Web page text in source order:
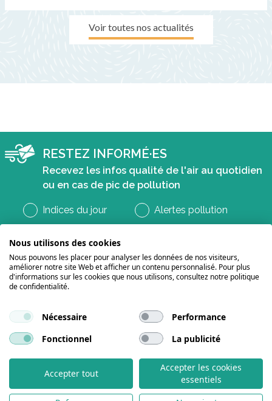
Voir toutes nos actualités
RESTEZ INFORMÉ·ES
Recevez les infos qualité de l'air au quotidien
ou en cas de pic de pollution
Indices du jour Alertes pollution
Suivez-nous sur les réseaux
Mentions légales et politique de confidentialité Contactez-nous
Nous utilisons des cookies
Nous pouvons les placer pour analyser les données de nos visiteurs,
améliorer notre site Web et afficher un contenu personnalisé. Pour plus
d'informations sur les cookies que nous utilisons, consultez notre politique
de confidentialité.
Nécessaire
Performance
Fonctionnel
La publicité
Accepter tout
Accepter les cookies
essentiels